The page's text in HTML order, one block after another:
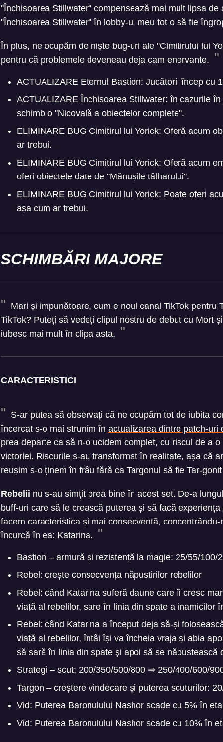
''Închisoarea Stillwater'' compensează mai mult lipsa
''Închisoarea Stillwater'' în lobby-ul meu tot o să fie
În plus, ne ocupăm de niște bug-uri ale ''Cimitirului lui
pentru că problemele deveneau deja cam enervante.
ACTUALIZARE Eternul Bastion: Jucătorii încep cu
ACTUALIZARE Închisoarea Stillwater: în cazurile
schimb o ''Nicovală a obiectelor complete''.
ELIMINARE BUG Cimitirul lui Yorick: Oferă acum
ar trebui.
ELIMINARE BUG Cimitirul lui Yorick: Oferă acum
oferi obiectele date de ''Mănușile tâlharului''.
ELIMINARE BUG Cimitirul lui Yorick: Poate oferi
așa cum ar trebui.
SCHIMBĂRI MAJORE
Mari și impunătoare, cum e noul canal TikTok pentru
TikTok? Puteți să vedeți clipul nostru de debut cu Mort
iubesc mai mult în clipa asta.
CARACTERISTICI
S-ar putea să observați că ne ocupăm tot de iubita
încercat s-o mai strunim în actualizarea dintre patch-uri
prea departe ca să n-o ucidem complet, cu riscul de a
victoriei. Riscurile s-au transformat în realitate, așa că
reușim s-o ținem în frâu fără ca Targonul să fie Tar-
Rebelii nu s-au simțit prea bine în acest set. De-a
buff-uri care să le crească puterea și să facă
facem caracteristica și mai consecventă,
încurcă în ea: Katarina.
Bastion – armură și rezistență la magie: 25/55/100/
Rebel: crește consecvența năpustirilor rebelilor
Rebel: când Katarina suferă daune care îi cresc
viață al rebelilor, sare în linia din spate a inamicilor
Rebel: când Katarina a început deja să-și
viață al rebelilor, întâi își va încheia vraja și abia
să sară în linia din spate și apoi să se năpustească
Strategi – scut: 200/350/500/800 ⇒ 250/400/600/
Targon – creștere vindecare și puterea scuturilor:
Vid: Puterea Baronulului Nashor scade cu 5% în
Vid: Puterea Baronulului Nashor scade cu 10% în